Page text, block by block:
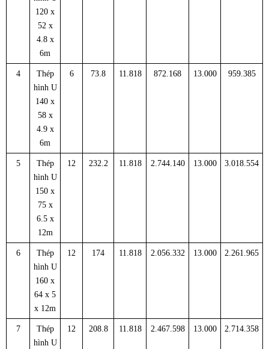
120 x
52 x
4.8 x
6m
4
Thép
hình U
140 x
58 x
4.9 x
6m
6 73.8 11.818 872.168 13.000 959.385
5
Thép
hình U
150 x
75 x
6.5 x
12m
12 232.2 11.818 2.744.140 13.000 3.018.554
6
Thép
hình U
160 x
64 x 5
x 12m
12 174 11.818 2.056.332 13.000 2.261.965
7
Thép
hình U
12 208.8 11.818 2.467.598 13.000 2.714.358